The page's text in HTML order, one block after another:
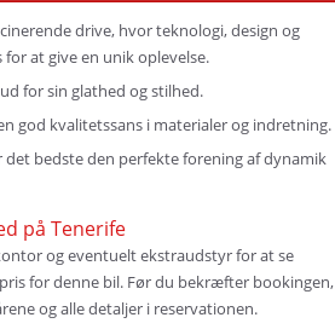
drive, hvor teknologi, design og
at give en unik oplevelse.
for sin glathed og stilhed.
god kvalitetssans i materialer og indretning.
bedste den perfekte forening af dynamik
på Tenerife
og eventuelt ekstraudstyr for at se
for denne bil. Før du bekræfter bookingen,
og alle detaljer i reservationen.